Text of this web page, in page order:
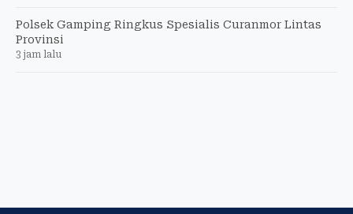
Polsek Gamping Ringkus Spesialis Curanmor Lintas
Provinsi
3 jam lalu